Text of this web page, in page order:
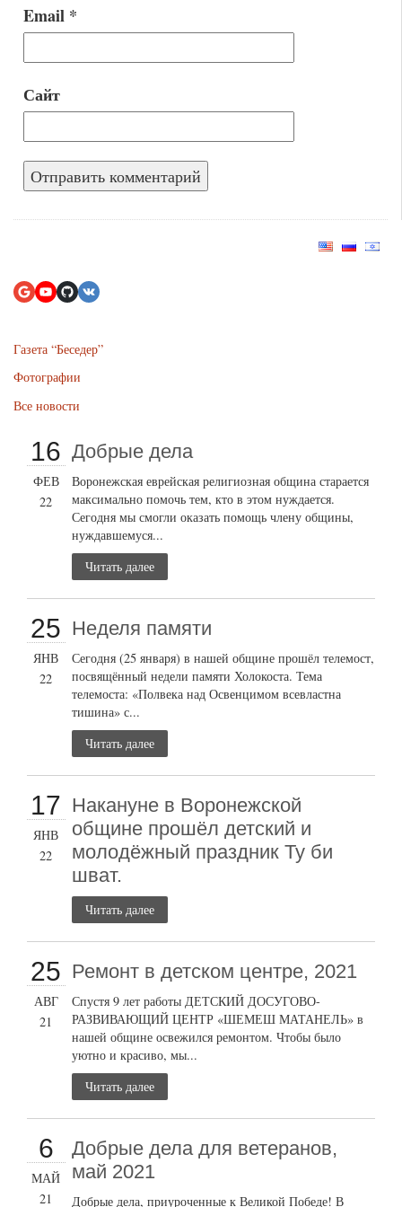
Email *
Сайт
Газета “Беседер”
Фотографии
Все новости
16
ФЕВ
22
Добрые дела
Воронежская еврейская религиозная община старается
максимально помочь тем, кто в этом нуждается.
Сегодня мы смогли оказать помощь члену общины,
нуждавшемуся...
Читать далее
25
ЯНВ
22
Неделя памяти
Сегодня (25 января) в нашей общине прошёл телемост,
посвящённый недели памяти Холокоста. Тема
телемоста: «Полвека над Освенцимом всевластна
тишина» с...
Читать далее
17
ЯНВ
22
Накануне в Воронежской
общине прошёл детский и
молодёжный праздник Ту би
шват.
Читать далее
25
АВГ
21
Ремонт в детском центре, 2021
Спустя 9 лет работы ДЕТСКИЙ ДОСУГОВО-
РАЗВИВАЮЩИЙ ЦЕНТР «ШЕМЕШ МАТАНЕЛЬ» в
нашей общине освежился ремонтом. Чтобы было
уютно и красиво, мы...
Читать далее
6
МАЙ
21
Добрые дела для ветеранов,
май 2021
Добрые дела, приуроченные к Великой Победе! В